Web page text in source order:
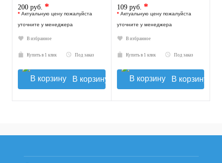
200 руб. *
* Актуальную цену пожалуйста
уточните у менеджера
В избранное
Купить в 1 клик Под заказ
В корзину
109 руб. *
* Актуальную цену пожалуйста
уточните у менеджера
В избранное
Купить в 1 клик Под заказ
В корзину